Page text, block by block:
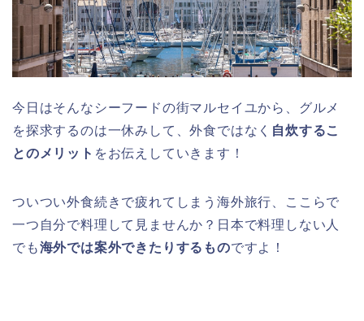
今日はそんなシーフードの街マルセイユから、グルメ
を探求するのは一休みして、外食ではなく 自炊するこ
とのメリット をお伝えしていきます！
ついつい外食続きで疲れてしまう海外旅行、ここらで
一つ自分で料理して見ませんか？日本で料理しない人
でも海外では案外できたりするものですよ！